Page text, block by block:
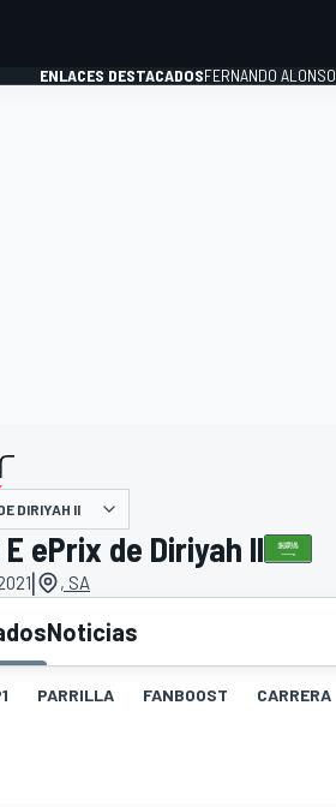
WRC
ENLACES DESTACADOSFERNANDO ALONSO
presentado por
DIRIYAH II
ePrix de Diriyah II
| , SA
Noticias
PARRILLA FANBOOST CARRERA